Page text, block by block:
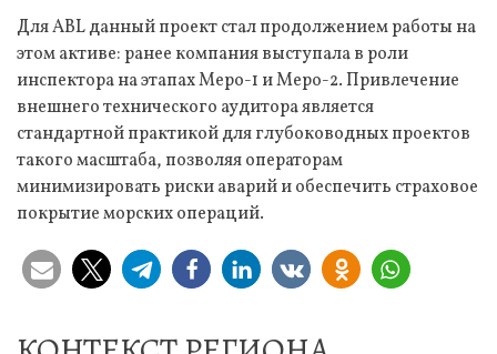
Для ABL данный проект стал продолжением работы на
этом активе: ранее компания выступала в роли
инспектора на этапах Меро-1 и Меро-2. Привлечение
внешнего технического аудитора является
стандартной практикой для глубоководных проектов
такого масштаба, позволяя операторам
минимизировать риски аварий и обеспечить страховое
покрытие морских операций.